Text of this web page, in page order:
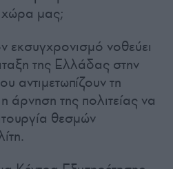
χώρα μας;
εκσυγχρονισμό νοθεύει
της Ελλάδας στην
αντιμετωπίζουν τη
της πολιτείας να
θεσμών